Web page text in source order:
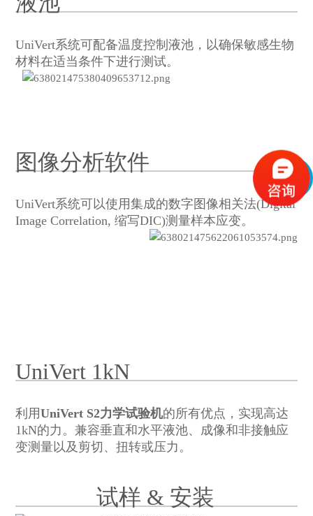
UniVert系统可配备温度控制液池，以确保敏感生物
材料在适当条件下进行测试。
图像分析软件
UniVert系统可以使用集成的数字图像相关法(Digital
Image Correlation, 缩写DIC)测量样本应变。
UniVert 1kN
利用UniVert S2力学试验机的所有优点，实现高达
1kN的力。兼容垂直和水平液池、成像和非接触应
变测量以及剪切、扭转或压力。
试样 & 安装